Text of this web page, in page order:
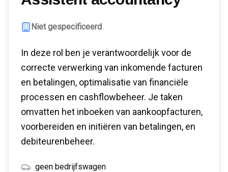
Niet gespecificeerd
In deze rol ben je verantwoordelijk voor de
correcte verwerking van inkomende facturen
en betalingen, optimalisatie van financiële
processen en cashflowbeheer. Je taken
omvatten het inboeken van aankoopfacturen,
voorbereiden en initiëren van betalingen, en
debiteurenbeheer.
geen bedrijfswagen